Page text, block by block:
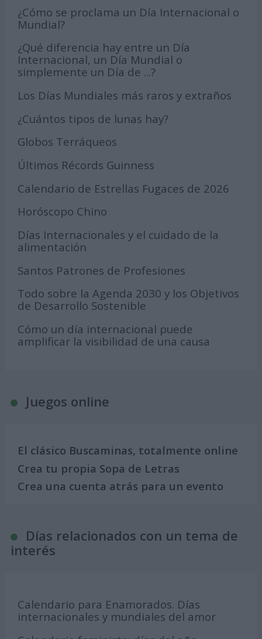
¿Cómo se proclama un Día Internacional o
Mundial?
¿Qué diferencia hay entre un Día
Internacional, un Día Mundial o
simplemente un Día de ...?
Los Días Mundiales más raros y extraños
¿Cuántos tipos de lunas hay?
Globos Terráqueos
Últimos Récords Guinness
Calendario de Estrellas Fugaces de 2026
Horóscopo Chino
Días Internacionales y el cuidado de la
alimentación
Santos Patrones de Profesiones
Todo sobre la Agenda 2030 y los Objetivos
de Desarrollo Sostenible
Cómo un día internacional puede
amplificar la visibilidad de una causa
Juegos online
El clásico Buscaminas, totalmente online
Crea tu propia Sopa de Letras
Crea una cuenta atrás para un evento
Días relacionados con un tema de
interés
Calendario para Enamorados. Días
internacionales y mundiales del amor